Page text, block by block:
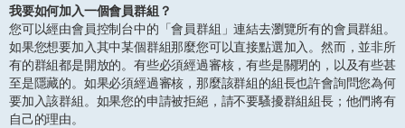
我要如何加入一個會員群組？
您可以經由會員控制台中的「會員群組」連結去瀏覽所有的會員群組。
如果您想要加入其中某個群組那麼您可以直接點選加入。然而，並非所
有的群組都是開放的。有些必須經過審核，有些是關閉的，以及有些甚
至是隱藏的。如果必須經過審核，那麼該群組的組長也許會詢問您為何
要加入該群組。如果您的申請被拒絕，請不要騷擾群組組長；他們將有
自己的理由。